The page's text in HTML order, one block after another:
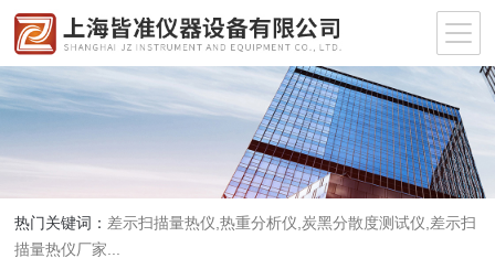
热门关键词： 差示扫描量热仪 ,热重分析仪 炭黑分散度测试仪 差示扫
描量热仪厂家